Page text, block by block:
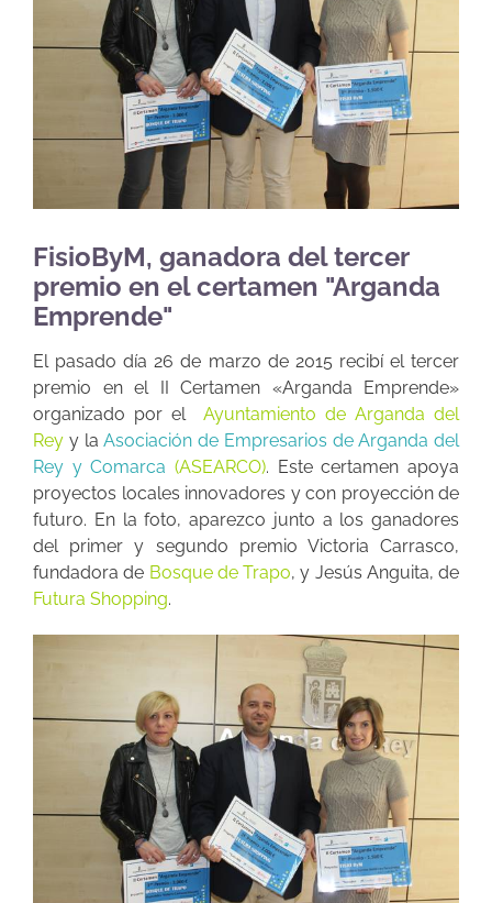
FisioByM, ganadora del tercer
premio en el certamen "Arganda
Emprende"
El pasado día 26 de marzo de 2015 recibí el tercer
premio en el II Certamen «Arganda Emprende»
organizado por el Ayuntamiento de Arganda del
Rey y laAsociación de Empresarios de Arganda del
Rey y Comarca (ASEARCO). Este certamen apoya
proyectos locales innovadores y con proyección de
futuro. En la foto, aparezco junto a los ganadores
del primer y segundo premio Victoria Carrasco,
fundadora de Bosque de Trapo, y Jesús Anguita, de
Futura Shopping.